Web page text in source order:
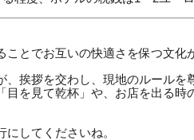
とでお互いの快適さを保つ文化
挨拶を交わし、現地のルールを
を見て乾杯」や、お店を出る時
してくださいね。